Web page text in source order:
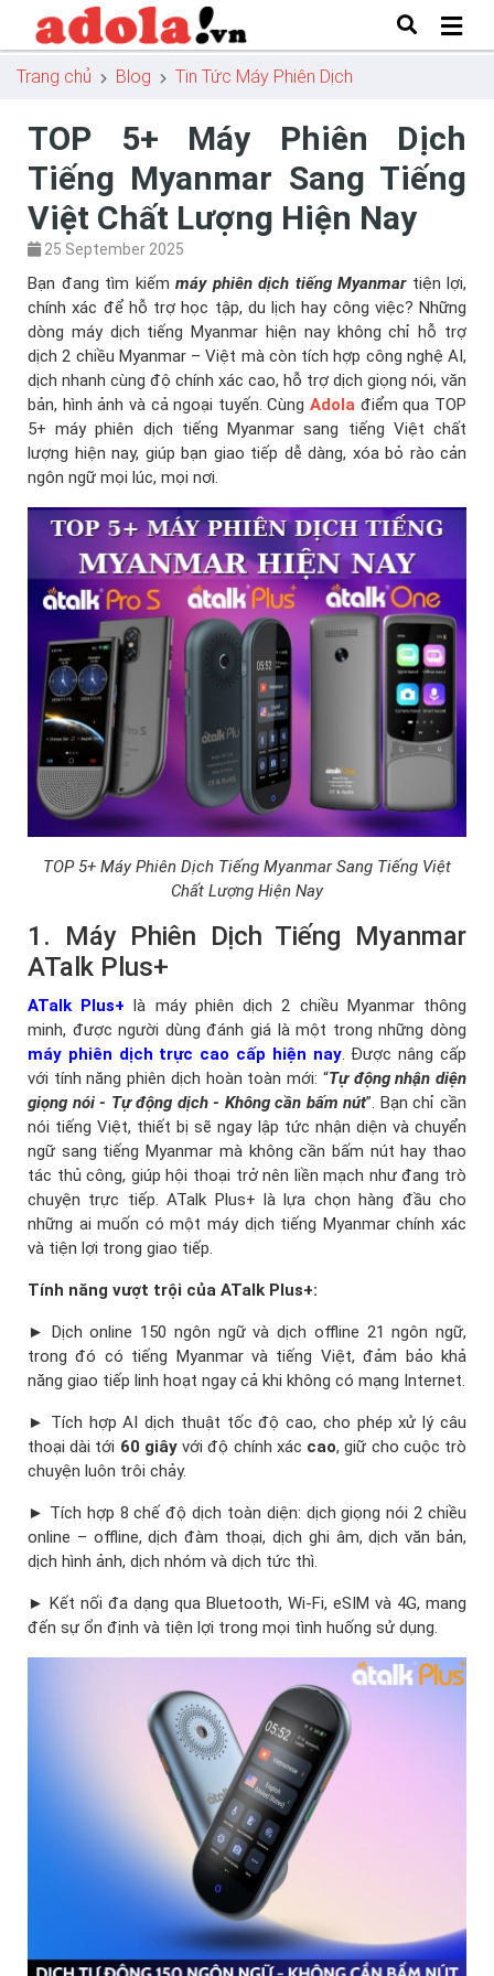
Trang chủ Blog Tin Tức Máy Phiên Dịch
TOP 5+ Máy Phiên Dịch
Tiếng Myanmar Sang Tiếng
Việt Chất Lượng Hiện Nay
25 September 2025
Bạn đang tìm kiếm máy phiên dịch tiếng Myanmartiện lợi,
chính xác để hỗ trợ học tập, du lịch hay công việc? Những
dòng máy dịch tiếng Myanmar hiện nay không chỉ hỗ trợ
dịch 2 chiều Myanmar – Việt mà còn tích hợp công nghệ AI,
dịch nhanh cùng độ chính xác cao, hỗ trợ dịch giọng nói, văn
bản, hình ảnh và cả ngoại tuyến. CùngAdola điểm qua TOP
5+ máy phiên dịch tiếng Myanmar sang tiếng Việt chất
lượng hiện nay, giúp bạn giao tiếp dễ dàng, xóa bỏ rào cản
ngôn ngữ mọi lúc, mọi nơi.
TOP 5+ Máy Phiên Dịch Tiếng Myanmar Sang Tiếng Việt
Chất Lượng Hiện Nay
1. Máy Phiên Dịch Tiếng Myanmar
ATalk Plus+
ATalk Plus+ là máy phiên dịch 2 chiều Myanmar thông
minh, được người dùng đánh giá là một trong những dòng
máy phiên dịch trực cao cấp hiện nay. Được nâng cấp
với tính năng phiên dịch hoàn toàn mới: “Tự động nhận diện
giọng nói - Tự động dịch - Không cần bấm nút”. Bạn chỉ cần
nói tiếng Việt, thiết bị sẽ ngay lập tức nhận diện và chuyển
ngữ sang tiếng Myanmar mà không cần bấm nút hay thao
tác thủ công, giúp hội thoại trở nên liền mạch như đang trò
chuyện trực tiếp. ATalk Plus+ là lựa chọn hàng đầu cho
những ai muốn có một máy dịch tiếng Myanmar chính xác
và tiện lợi trong giao tiếp.
Tính năng vượt trội của ATalk Plus+:
► Dịch online 150 ngôn ngữ và dịch offline 21 ngôn ngữ,
trong đó có tiếng Myanmar và tiếng Việt, đảm bảo khả
năng giao tiếp linh hoạt ngay cả khi không có mạng Internet.
► Tích hợp AI dịch thuật tốc độ cao, cho phép xử lý câu
thoại dài tới 60 giâyvới độ chính xác cao, giữ cho cuộc trò
chuyện luôn trôi chảy.
► Tích hợp 8 chế độ dịch toàn diện: dịch giọng nói 2 chiều
online – offline, dịch đàm thoại, dịch ghi âm, dịch văn bản,
dịch hình ảnh, dịch nhóm và dịch tức thì.
► Kết nối đa dạng qua Bluetooth, Wi-Fi, eSIM và 4G, mang
đến sự ổn định và tiện lợi trong mọi tình huống sử dụng.